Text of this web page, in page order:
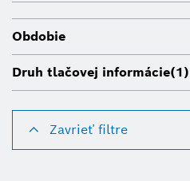
Obdobie
Druh tlačovej informácie(1)
Zavrieť filtre